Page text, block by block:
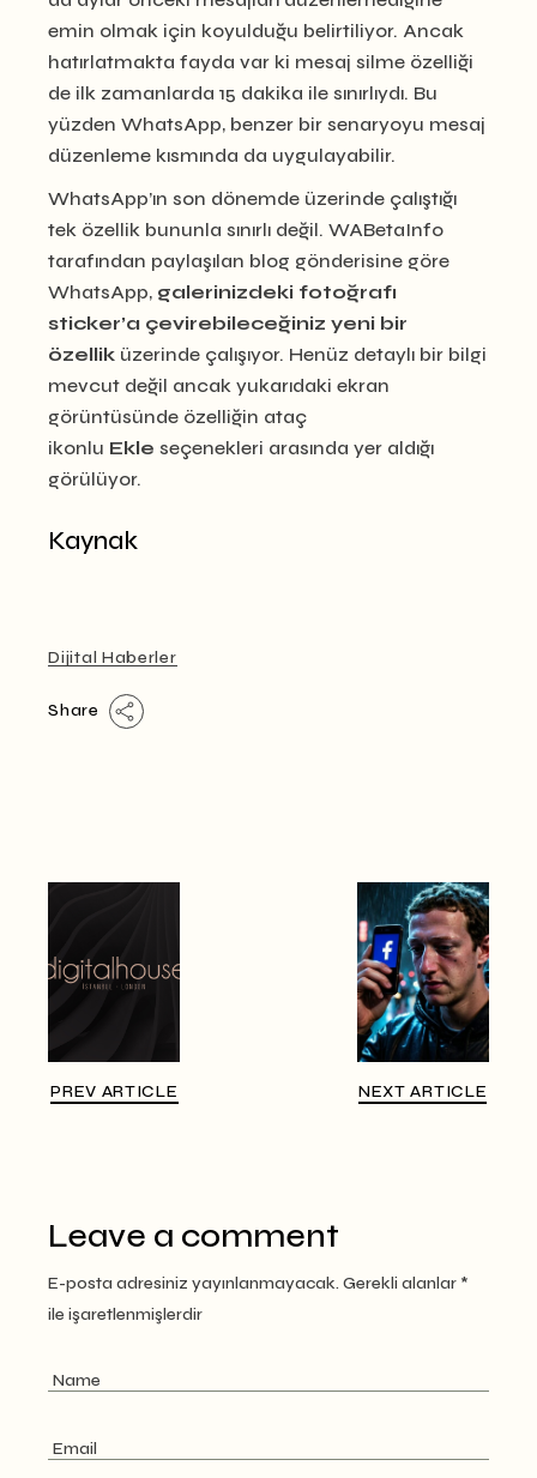
emin olmak için koyulduğu belirtiliyor. Ancak
hatırlatmakta fayda var ki mesaj silme özelliği
de ilk zamanlarda 15 dakika ile sınırlıydı. Bu
yüzden WhatsApp, benzer bir senaryoyu mesaj
düzenleme kısmında da uygulayabilir.
WhatsApp’ın son dönemde üzerinde çalıştığı
tek özellik bununla sınırlı değil. WABetaInfo
tarafından paylaşılan blog gönderisine göre
WhatsApp, galerinizdeki fotoğrafı
sticker’a çevirebileceğiniz yeni bir
özellik üzerinde çalışıyor. Henüz detaylı bir bilgi
mevcut değil ancak yukarıdaki ekran
görüntüsünde özelliğin ataç
ikonlu Ekleseçenekleri arasında yer aldığı
görülüyor.
Kaynak
Dijital Haberler
Share
PREV ARTICLE NEXT ARTICLE
Leave a comment
E-posta adresiniz yayınlanmayacak. Gerekli alanlar *
ile işaretlenmişlerdir